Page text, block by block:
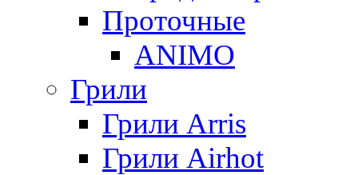
Проточные
ANIMO
Грили
Грили Arris
Грили Airhot